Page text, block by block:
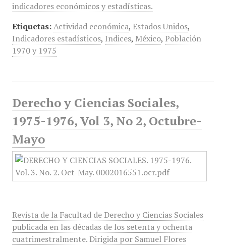
indicadores económicos y estadísticas.
Etiquetas: Actividad económica, Estados Unidos,
Indicadores estadísticos, Indices, México, Población
1970 y 1975
Derecho y Ciencias Sociales,
1975-1976, Vol 3, No 2, Octubre-
Mayo
Revista de la Facultad de Derecho y Ciencias Sociales
publicada en las décadas de los setenta y ochenta
cuatrimestralmente. Dirigida por Samuel Flores